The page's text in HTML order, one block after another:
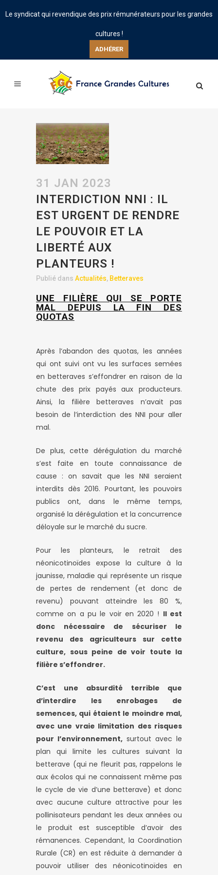
Le syndicat qui revendique des prix rémunérateurs pour les grandes
cultures !
ADHÉRER
31 JAN 2023
INTERDICTION NNI : IL
EST URGENT DE RENDRE
LE POUVOIR ET LA
LIBERTÉ AUX
PLANTEURS !
Publié dans Actualités, Betteraves
UNE FILIÈRE QUI SE PORTE
MAL DEPUIS LA FIN DES
QUOTAS
Après l’abandon des quotas, les années
qui ont suivi ont vu les surfaces semées
en betteraves s’effondrer en raison de la
chute des prix payés aux producteurs.
Ainsi, la filière betteraves n’avait pas
besoin de l’interdiction des NNI pour aller
mal.
De plus, cette dérégulation du marché
s’est faite en toute connaissance de
cause : on savait que les NNI seraient
interdits dès 2016. Pourtant, les pouvoirs
publics ont, dans le même temps,
organisé la dérégulation et la concurrence
déloyale sur le marché du sucre.
Pour les planteurs, le retrait des
néonicotinoïdes expose la culture à la
jaunisse, maladie qui représente un risque
de pertes de rendement (et donc de
revenu) pouvant atteindre les 80 %,
comme on a pu le voir en 2020 ! Il est
donc nécessaire de sécuriser le
revenu des agriculteurs sur cette
culture, sous peine de voir toute la
filière s’effondrer.
C’est une absurdité terrible que
d’interdire les enrobages de
semences, qui étaient le moindre mal,
avec une vraie limitation des risques
pour l’environnement, surtout avec le
plan qui limite les cultures suivant la
betterave (qui ne fleurit pas, rappelons le
aux écolos qui ne connaissent même pas
le cycle de vie d’une betterave) et donc
avec aucune culture attractive pour les
pollinisateurs pendant les deux années ou
le produit est susceptible d’avoir des
rémanences. Cependant, la Coordination
Rurale (CR) en est réduite à demander à
pouvoir utiliser des néonicotinoïdes en